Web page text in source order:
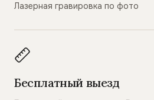
Лазерная гравировка по фото
Бесплатный выезд